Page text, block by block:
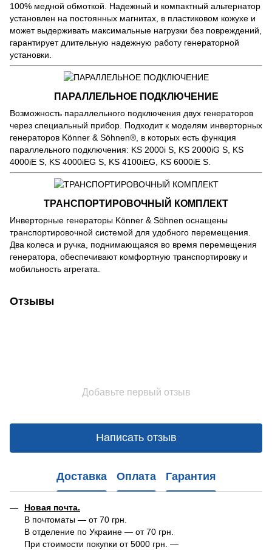
100% медной обмоткой. Надежный и компактный альтернатор
установлен на постоянных магнитах, в пластиковом кожухе и
может выдерживать максимальные нагрузки без повреждений,
гарантирует длительную надежную работу генераторной
установки.
ПАРАЛЛЕЛЬНОЕ ПОДКЛЮЧЕНИЕ
Возможность параллельного подключения двух генераторов
через специальный прибор. Подходит к моделям инверторных
генераторов Könner & Söhnen®, в которых есть функция
параллельного подключения: KS 2000i S, KS 2000iG S, KS
4000iE S, KS 4000iEG S, KS 4100iEG, KS 6000iE S.
ТРАНСПОРТИРОВОЧНЫЙ КОМПЛЕКТ
Инверторные генераторы Könner & Söhnen оснащены
транспортировочной системой для удобного перемещения.
Два колеса и ручка, поднимающаяся во время перемещения
генератора, обеспечивают комфортную транспортировку и
мобильность агрегата.
Отзывы
Добавьте первый отзыв
Написать отзыв
Доставка Оплата Гарантия
Новая почта.
В почтоматы — от 70 грн.
В отделение по Украине — от 70 грн.
При стоимости покупки от 5000 грн. —